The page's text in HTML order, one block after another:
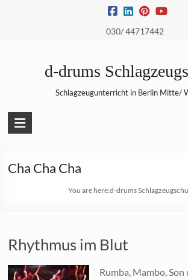
030/ 44717442
d-drums
Schlagzeugunterricht in Berlin Mitte/
Cha Cha Cha
You are here:d-drums
Rhythmus im Blut
Rumba, Mambo,